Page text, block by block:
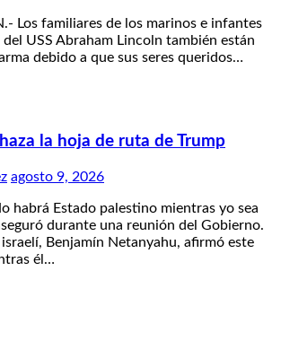
Los familiares de los marinos e infantes
USS Abraham Lincoln también están
debido a que sus seres queridos…
la hoja de ruta de Trump
agosto 9, 2026
habrá Estado palestino mientras yo sea
durante una reunión del Gobierno.
Benjamín Netanyahu, afirmó este
él…